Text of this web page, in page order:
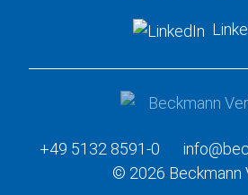
+49 5132 8591-0
© 2026 Beckmann